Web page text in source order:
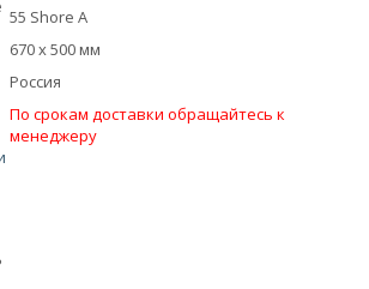
55 Shore A
670 x 500 мм
Россия
По срокам доставки обращайтесь к
менеджеру